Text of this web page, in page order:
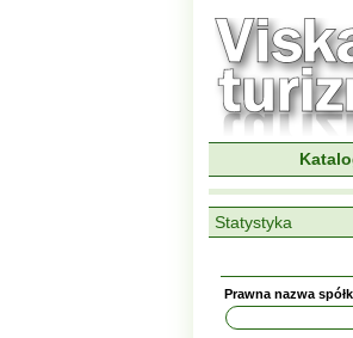
Statystyka
Prawna nazwa